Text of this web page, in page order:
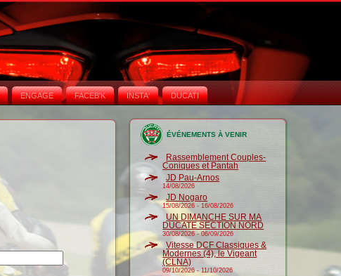
ENGAGE FACEB'K INSTA‘ DUCATI
ÉVÉNEMENTS À VENIR
Rassemblement Couples-
Coniques et Pantah
JD Pau-Arnos
14/08/2026
JD Nogaro
15/08/2026 -16/08/2026
UN DIMANCHE SUR MA
DUCATE SECTION NORD
30/08/2026-06/09/2026
Vitesse DCF Classiques &
Modernes (4), le Vigeant
(CLNA)
09/10/2026-11/10/2026